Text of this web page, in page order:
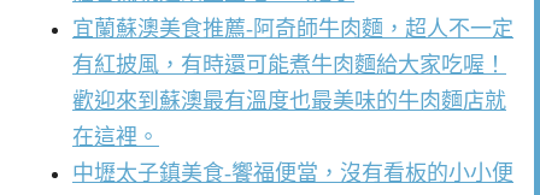
宜蘭蘇澳美食推薦-阿奇師牛肉麵，超人不一定
有紅披風，有時還可能煮牛肉麵給大家吃喔！
歡迎來到蘇澳最有溫度也最美味的牛肉麵店就
在這裡。
中壢太子鎮美食-饗福便當，沒有看板的小小便